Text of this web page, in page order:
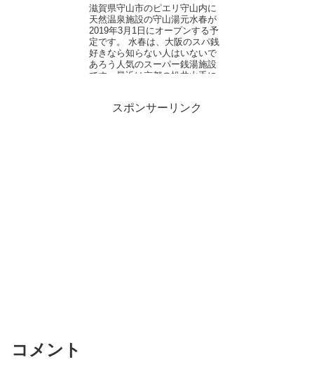
滋賀県守山市のピエリ守山内に
天然温泉施設の守山湯元水春が
2019年3月1日にオープンする予
定です。 水春は、大阪のスパ銭
好きなら知らない人はいないで
あろう人気のスーパー銭湯施設
です。最近は京都の松井山手に
スポンサーリンク
コメント